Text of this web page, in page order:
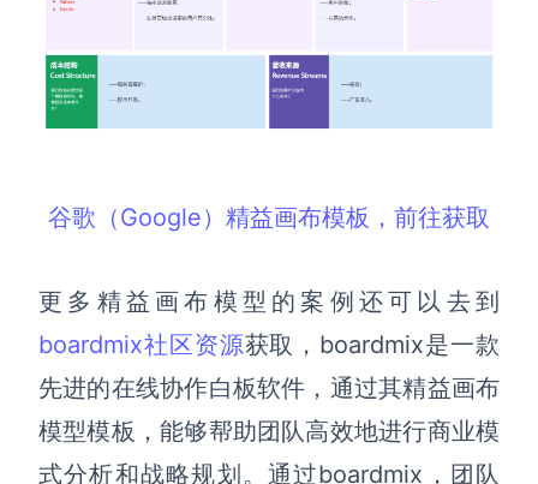
谷歌（Google）精益画布模板，前往获取
更多精益画布模型的案例还可以去到
boardmix社区资源获取，boardmix是一款
先进的在线协作白板软件，通过其精益画布
模型模板，能够帮助团队高效地进行商业模
式分析和战略规划。通过boardmix，团队